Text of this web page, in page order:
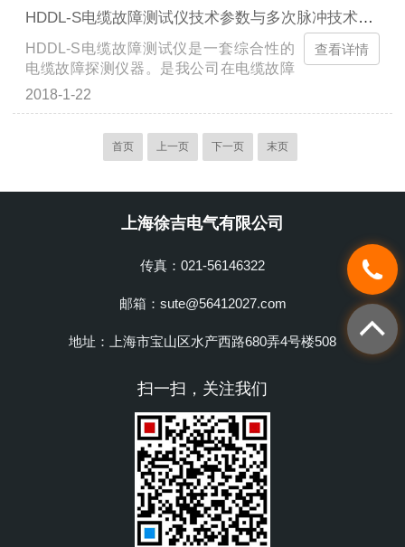
障进行测试的基本方法是通过对故障电力
击穿，电缆故障击穿点放电的同时对外产
生电磁波并...
良等故障进行测试，若配备声测法定点
仪，可准确测定故障点的*位置。特别适用
于测试各种型号、不同等级电压的电力电
缆。系统组成&电缆故障测试仪主机&电缆
路径及故障定点仪&电缆故障一体化高压
化高压发生器、脉冲电容器、成套测试线
技...
HDDL-S电缆故障测试仪技术参数与多次脉冲技术参数对比
HDDL-S电缆故障测试仪是一套综合性的
电缆故障探测仪器。是我公司在电缆故障
测试仪上的新型设备，能对电缆的高阻闪
测试各种型号、不同等级电压的电力电缆
各种故障，尤其对电缆的闪络及高阻故障
点仪，可准确测定故障的*位置。2.测试精
2018-1-22
查看详情
首页 上一页 下一页 末页
上海徐吉电气有限公司
传真：021-56146322
邮箱：sute@56412027.com
地址：上海市宝山区水产西路680弄4号楼508
扫一扫，关注我们